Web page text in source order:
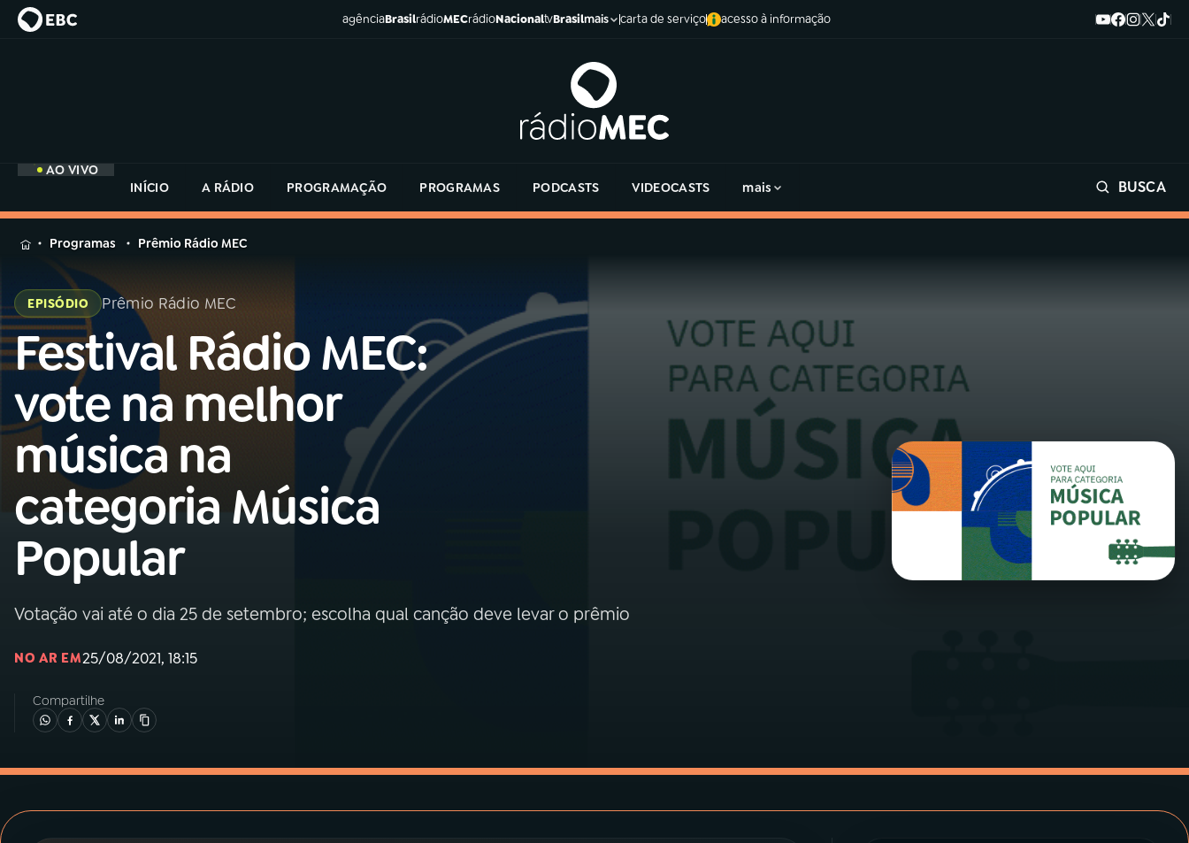
agênciaBrasilrádioMECrádioNacionaltvBrasilmais carta de serviço acesso à informação
AO VIVO
INÍCIO
A RÁDIO PROGRAMAÇÃO PROGRAMAS PODCASTS VIDEOCASTS mais BUSCA
MENU
Buscar
na
Rádio
MEC
AO VIVO
01INÍCIO
02A RÁDIO
03 PROGRAMAÇÃO
04PROGRAMAS
06VIDEOCASTS
na
Rádio
MEC
Programas Prêmio Rádio MEC
EPISÓDIO Prêmio Rádio MEC
Festival Rádio MEC:
vote na melhor
música na
categoria Música
Popular
Votação vai até o dia 25 de setembro; escolha qual canção deve levar o prêmio
NO AR EM25/08/2021, 18:15
Compartilhe